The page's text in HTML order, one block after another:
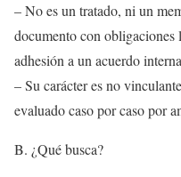
– No es un tratado, ni un
documento con obligaciones
adhesión a un acuerdo
– Su carácter es no
evaluado caso por caso por
B. ¿Qué busca?